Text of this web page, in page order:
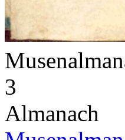
3
Almanach